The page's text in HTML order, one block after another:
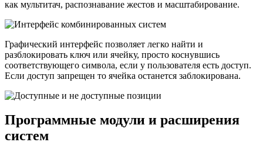
как мультитач, распознавание жестов и масштабирование.
Графический интерфейс позволяет легко найти и
разблокировать ключ или ячейку, просто коснувшись
соответствующего символа, если у пользователя есть доступ.
Если доступ запрещен то ячейка останется заблокирована.
Программные модули и расширения
систем